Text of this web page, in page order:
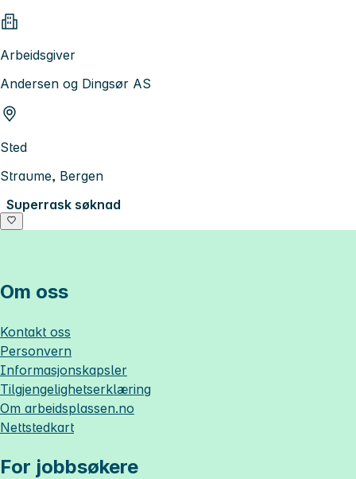
Arbeidsgiver
Andersen og Dingsør AS
Sted
Straume, Bergen
Superrask søknad
Om oss
Kontakt oss
Personvern
Informasjonskapsler
Tilgjengelighetserklæring
Om arbeidsplassen.no
Nettstedkart
For jobbsøkere